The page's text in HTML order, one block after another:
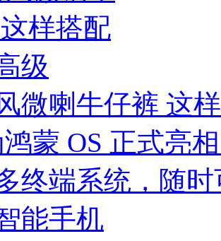
微喇牛仔裤 这